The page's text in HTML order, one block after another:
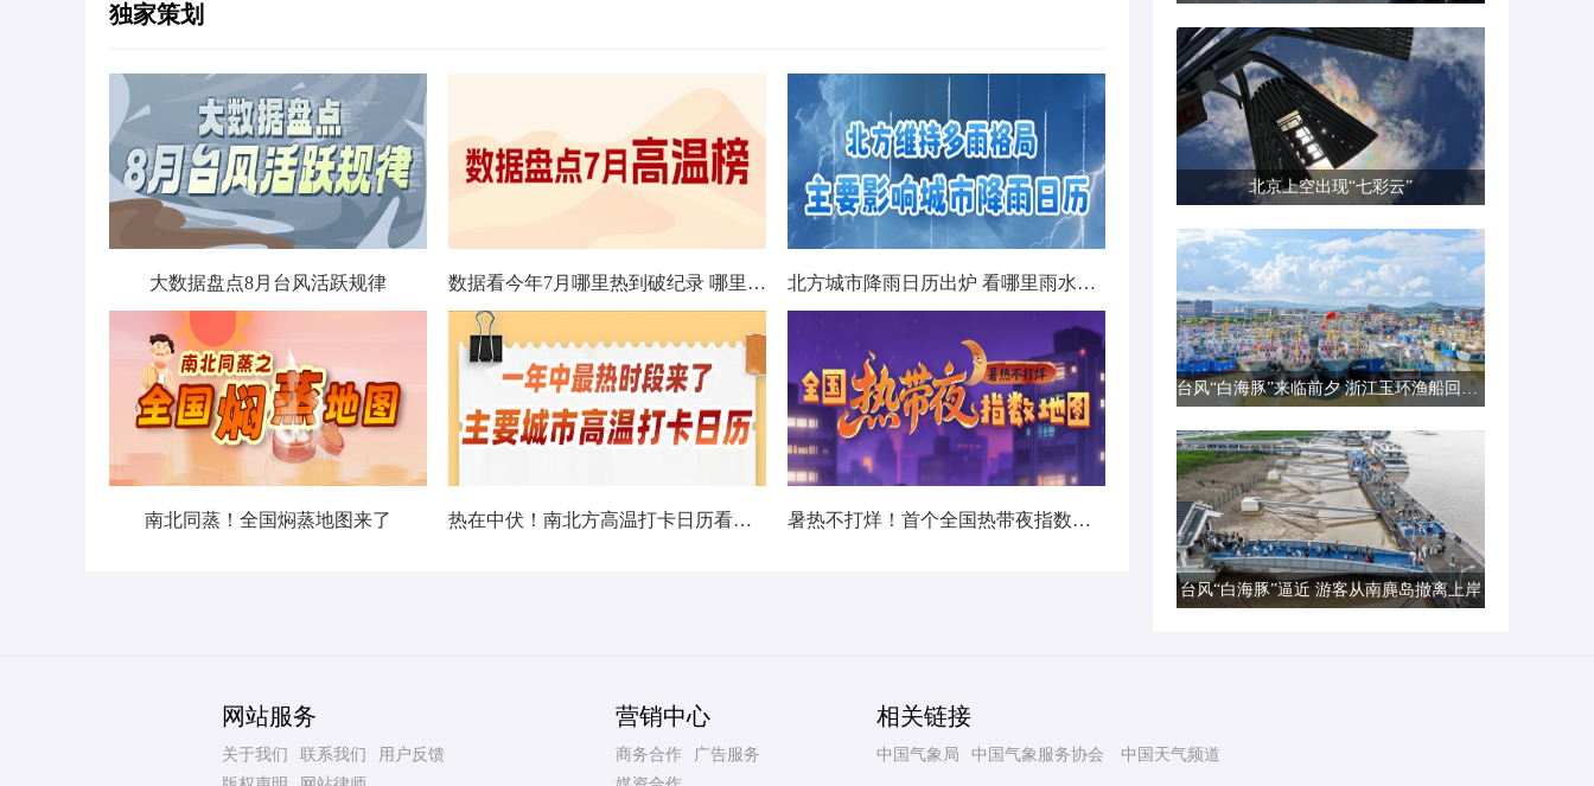
独家策划
大数据盘点8月台风活跃规律 数据看今年7月哪里热到破纪录 哪里暑热连轴转 北方城市降雨日历出炉 看哪里雨水超长待机
南北同蒸！全国焖蒸地图来了 热在中伏！南北方高温打卡日历看哪里热力持久 暑热不打烊！首个全国热带夜指数地图发布
北京上空出现“七彩云”
台风“白海豚”来临前夕 浙江玉环渔船回港避风
台风“白海豚”逼近 游客从南麂岛撤离上岸
网站服务
关于我们 联系我们
用户反馈
营销中心
商务合作
广告服务
相关链接
中国气象局 中国气象服务协会 中国天气频道